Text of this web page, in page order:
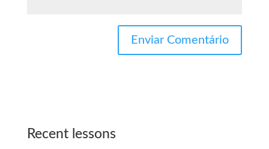
Recent lessons